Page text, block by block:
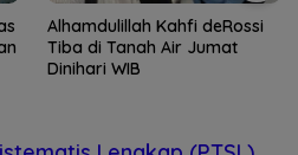
Alhamdulillah Kahfi deRossi
Tiba di Tanah Air Jumat
Dinihari WIB